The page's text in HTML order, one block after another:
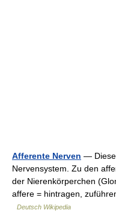
Afferente Nerven —
Nervensystem. Zu den
der Nierenkörperchen
affere = hintragen,
Deutsch Wikipedia